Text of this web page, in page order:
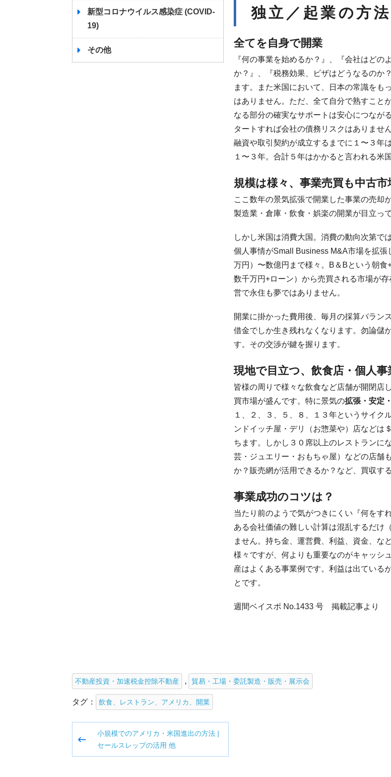
独立／起業の方
全てを自身で開業
『何の事業を始めるか？』、『会社はど
か？』、『税務効果、ビザはどうなるのか
ます。また米国において、日本の常識をも
はありません。ただ、全て自分で熟すこと
なる部分の確実なサポートは安心につなが
タートすれば会社の債務リスクはありませ
融資や取引契約が成立するまでに１〜３年
１〜３年。合計５年はかかると言われる米
規模は様々、事業売買も中古市
ここ数年の景気拡張で開業した事業の売却
製造業・倉庫・飲食・娯楽の開業が目立っ
しかし米国は消費大国。消費の動向次第で
個人事情がSmall Business M&A市場を拡
万円）〜数億円まで様々。B＆Bという朝
数千万円+ローン）から売買される市場が
営で永住も夢ではありません。
開業に掛かった費用後、毎月の採算バラン
借金でしか生き残れなくなります。勿論儲
す。その交渉が鍵を握ります。
現地で目立つ、飲食店・個人事
皆様の周りで様々な飲食など店舗が開閉店
買市場が盛んです。特に景気の拡張・安定
１、２、３、５、８、１３年というサイク
ンドイッチ屋・デリ（お惣菜や）店などは
ちます。しかし３０席以上のレストランに
芸・ジュエリー・おもちゃ屋）などの店舗
か？販売網が活用できるか？など、買収す
事業成功のコツは？
当たり前のようで気がつきにくい『何をす
ある会社価値の難しい計算は混乱するだけ
ません。持ち金、運営費、利益、資金、な
様々ですが、何よりも重要なのがキャッシ
産はよくある事業例です。利益は出ている
とです。
週間ベイスポ No.1433 号 掲載記事より
新型コロナウイルス感染症 (COVID-
19)
その他
不動産投資・加速税金控除不動産 , 貿易・工場・委託製造・販売・展示会
タグ： 飲食、レストラン、アメリカ、開業
稿
ナ
小規模でのアメリカ・米国進出の方法 |
セールスレップの活用 他